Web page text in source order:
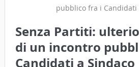
Senza Partiti:
di un incontro
Candidati a Sindaco